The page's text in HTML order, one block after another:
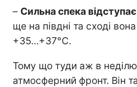
– Сильна спека відступає
ще на півдні та сході
+35...+37°С.
Тому що туди аж в неділю
атмосферний фронт. Він